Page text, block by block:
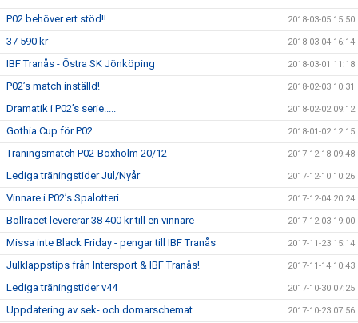
P02 behöver ert stöd!! 2018-03-05 15:50
37 590 kr 2018-03-04 16:14
IBF Tranås - Östra SK Jönköping 2018-03-01 11:18
P02’s match inställd! 2018-02-03 10:31
Dramatik i P02’s serie..... 2018-02-02 09:12
Gothia Cup för P02 2018-01-02 12:15
Träningsmatch P02-Boxholm 20/12 2017-12-18 09:48
Lediga träningstider Jul/Nyår 2017-12-10 10:26
Vinnare i P02’s Spalotteri 2017-12-04 20:24
Bollracet levererar 38 400 kr till en vinnare 2017-12-03 19:00
Missa inte Black Friday - pengar till IBF Tranås 2017-11-23 15:14
Julklappstips från Intersport & IBF Tranås! 2017-11-14 10:43
Lediga träningstider v44 2017-10-30 07:25
Uppdatering av sek- och domarschemat 2017-10-23 07:56